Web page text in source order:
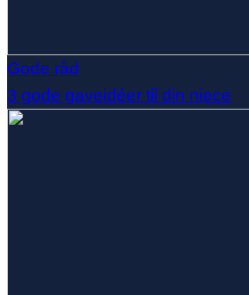
Gode råd
3 gode gaveidéer til din niece